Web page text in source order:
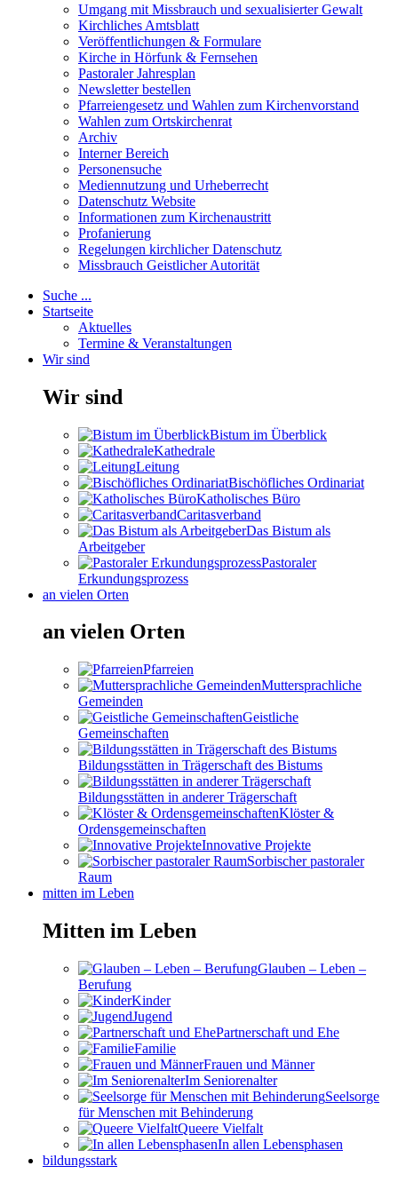
Umgang mit Missbrauch und sexualisierter Gewalt
Kirchliches Amtsblatt
Veröffentlichungen & Formulare
Kirche in Hörfunk & Fernsehen
Pastoraler Jahresplan
Newsletter bestellen
Pfarreiengesetz und Wahlen zum Kirchenvorstand
Wahlen zum Ortskirchenrat
Archiv
Interner Bereich
Personensuche
Mediennutzung und Urheberrecht
Datenschutz Website
Informationen zum Kirchenaustritt
Profanierung
Regelungen kirchlicher Datenschutz
Missbrauch Geistlicher Autorität
Suche ...
Startseite
Aktuelles
Termine & Veranstaltungen
Wir sind
Wir sind
Bistum im Überblick
Kathedrale
Leitung
Bischöfliches Ordinariat
Katholisches Büro
Caritasverband
Das Bistum als
Arbeitgeber
Pastoraler
Erkundungsprozess
an vielen Orten
an vielen Orten
Pfarreien
Muttersprachliche
Gemeinden
Geistliche
Gemeinschaften
Bildungsstätten in Trägerschaft des Bistums
Bildungsstätten in anderer Trägerschaft
Klöster &
Ordensgemeinschaften
Innovative Projekte
Sorbischer pastoraler
Raum
mitten im Leben
Mitten im Leben
Glauben – Leben –
Berufung
Kinder
Jugend
Partnerschaft und Ehe
Familie
Frauen und Männer
Im Seniorenalter
Seelsorge
für Menschen mit Behinderung
Queere Vielfalt
In allen Lebensphasen
bildungsstark